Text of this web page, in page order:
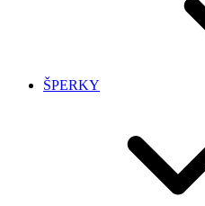
ŠPERKY